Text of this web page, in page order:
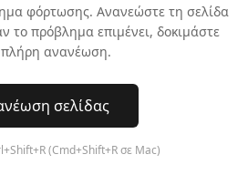
φόρτωσης. Ανανεώστε τη σελίδα
το πρόβλημα επιμένει, δοκιμάστε
πλήρη ανανέωση.
σελίδας
(Cmd+Shift+R σε Mac)